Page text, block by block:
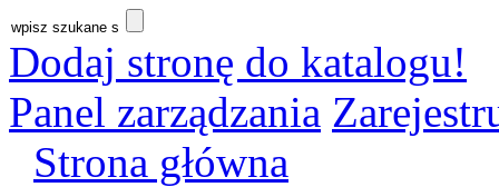
Dodaj stronę do katalogu!
Panel zarządzania
Strona główna